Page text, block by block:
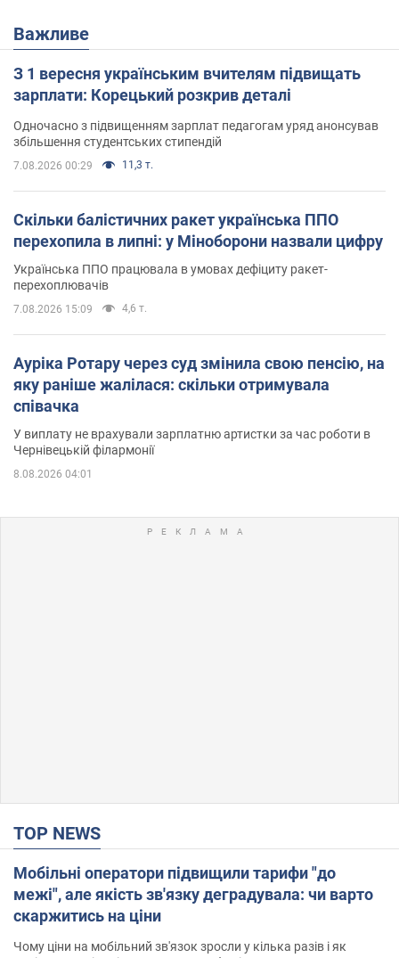
Важливе
З 1 вересня українським вчителям підвищать
зарплати: Корецький розкрив деталі
Одночасно з підвищенням зарплат педагогам уряд анонсував
збільшення студентських стипендій
7.08.2026 00:29 11,3 т.
Скільки балістичних ракет українська ППО
перехопила в липні: у Міноборони назвали цифру
Українська ППО працювала в умовах дефіциту ракет-
перехоплювачів
7.08.2026 15:09 4,6 т.
Ауріка Ротару через суд змінила свою пенсію, на
яку раніше жалілася: скільки отримувала
співачка
У виплату не врахували зарплатню артистки за час роботи в
Чернівецькій філармонії
8.08.2026 04:01
TOP NEWS
Мобільні оператори підвищили тарифи "до
межі", але якість зв'язку деградувала: чи варто
скаржитись на ціни
Чому ціни на мобільний зв'язок зросли у кілька разів і як